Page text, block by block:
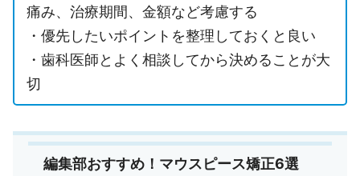
痛み、治療期間、金額など考慮する
・優先したいポイントを整理しておくと良い
・歯科医師とよく相談してから決めることが大
切
編集部おすすめ！マウスピース矯正6選